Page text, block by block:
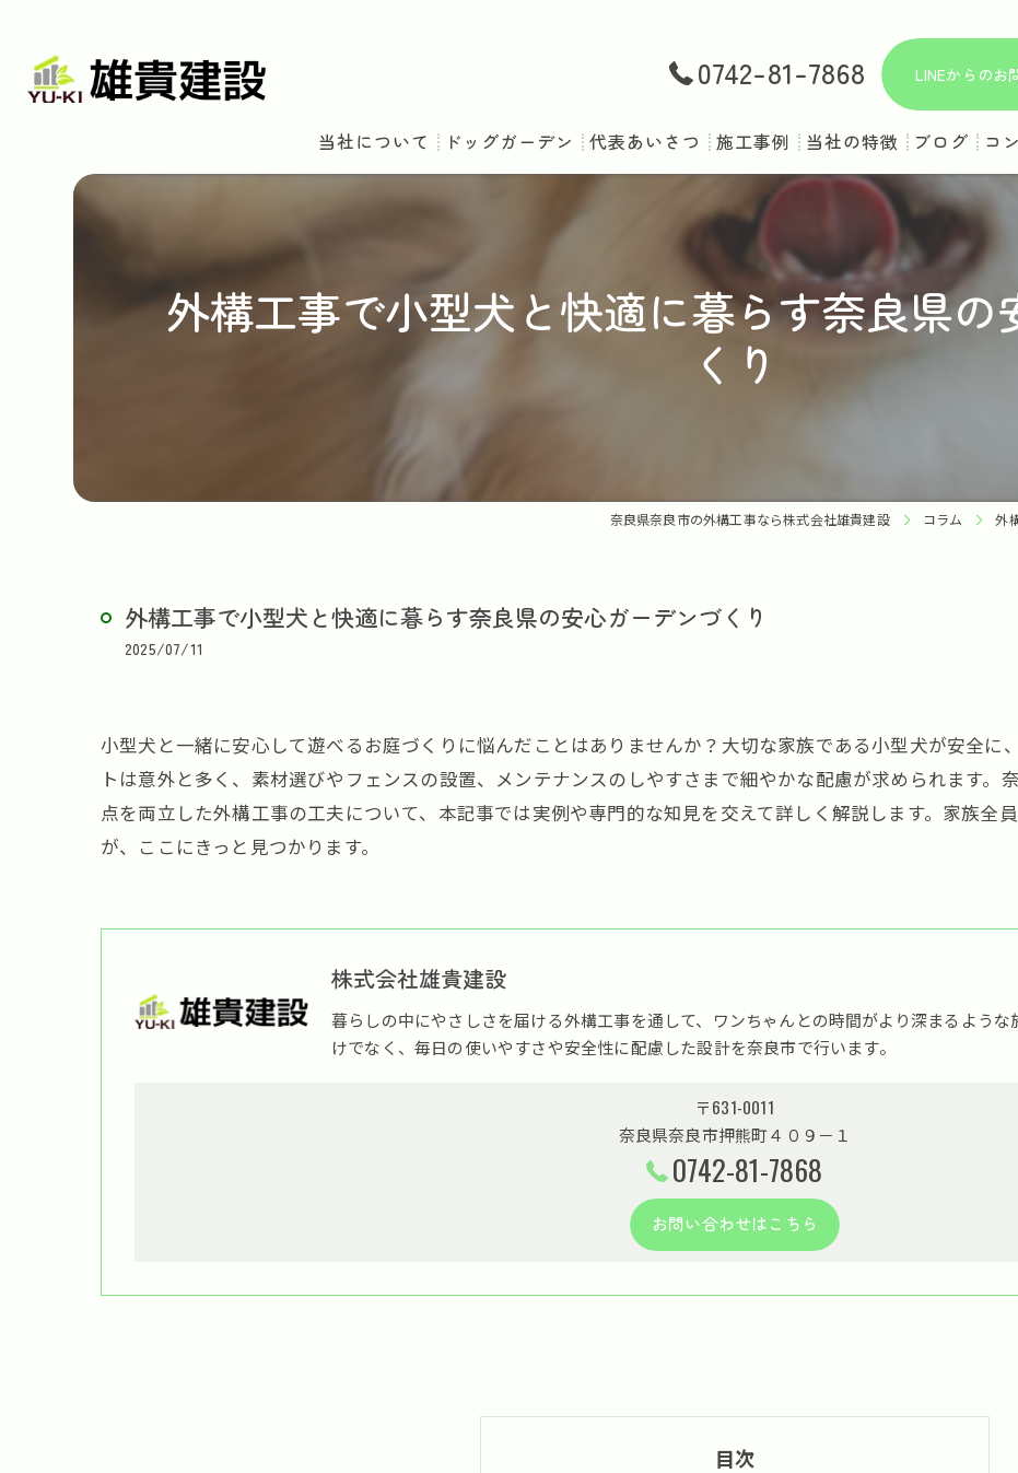
0742-81-7868 LINEからのお
ドッグガーデン
当社について 代表あいさつ 施工事例 当社の特徴
ドッグラン
ペット対応
ブログ コ
外構工事で小型犬と快適に暮らす奈良県の
くり
奈良県奈良市の外構工事なら株式会社雄貴建設 コラム 外
外構工事で小型犬と快適に暮らす奈良県の安心ガーデンづくり
2025/07/11
小型犬と一緒に安心して遊べるお庭づくりに悩んだことはありませんか？大切な家族である小型犬が安全に
トは意外と多く、素材選びやフェンスの設置、メンテナンスのしやすさまで細やかな配慮が求められます。
点を両立した外構工事の工夫について、本記事では実例や専門的な知見を交えて詳しく解説します。家族全
が、ここにきっと見つかります。
株式会社雄貴建設
暮らしの中にやさしさを届ける外構工事を通して、ワンちゃんとの時間がより深まるよう
けでなく、毎日の使いやすさや安全性に配慮した設計を奈良市で行います。
〒631-0011
奈良県奈良市押熊町４０９－１
0742-81-7868
お問い合わせはこちら
目次